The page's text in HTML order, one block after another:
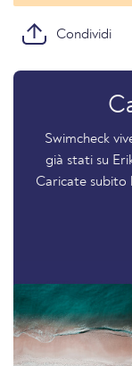
Condividi
Swimcheck
già stati su
Caricate